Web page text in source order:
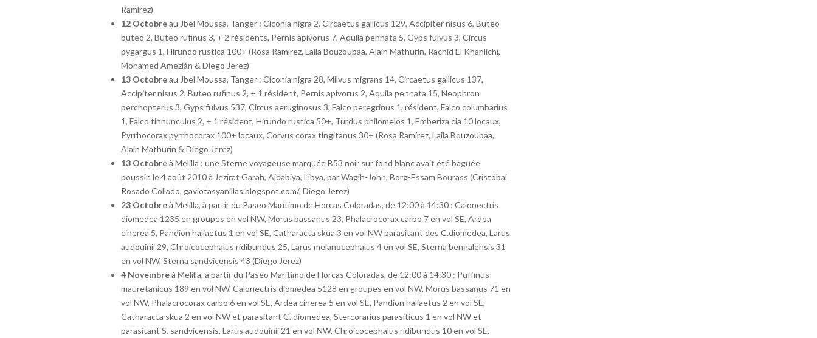
Ramírez)
12 Octobreau Jbel Moussa, Tanger : Ciconia nigra 2, Circaetus gallicus 129, Accipiter nisus 6, Buteo
buteo 2, Buteo rufinus 3, + 2 résidents, Pernis apivorus 7, Aquila pennata 5, Gyps fulvus 3, Circus
pygargus 1, Hirundo rustica 100+ (Rosa Ramírez, Laila Bouzoubaa, Alain Mathurín, Rachid El Khanlichi,
Mohamed Amezián & Diego Jerez)
13 Octobreau Jbel Moussa, Tanger : Ciconia nigra 28, Milvus migrans 14, Circaetus gallicus 137,
Accipiter nisus 2, Buteo rufinus 2, + 1 résident, Pernis apivorus 2, Aquila pennata 15, Neophron
percnopterus 3, Gyps fulvus 537, Circus aeruginosus 3, Falco peregrinus 1, résident, Falco columbarius
1, Falco tinnunculus 2, + 1 résident, Hirundo rustica 50+, Turdus philomelos 1, Emberiza cia 10 locaux,
Pyrrhocorax pyrrhocorax 100+ locaux, Corvus corax tingitanus 30+ (Rosa Ramírez, Laila Bouzoubaa,
Alain Mathurin & Diego Jerez)
13 Octobreà Melilla : une Sterne voyageuse marquée B53 noir sur fond blanc avait été baguée
poussin le 4 août 2010 à Jezirat Garah, Ajdabiya, Libya, par Wagih-John, Borg-Essam Bourass (Cristóbal
Rosado Collado, gaviotasyanillas.blogspot.com/, Diego Jerez)
23 Octobreà Melilla, à partir du Paseo Marítimo de Horcas Coloradas, de 12:00 à 14:30 : Calonectris
diomedea 1235 en groupes en vol NW, Morus bassanus 23, Phalacrocorax carbo 7 en vol SE, Ardea
cinerea 5, Pandion haliaetus 1 en vol SE, Catharacta skua 3 en vol NW parasitant des C.diomedea, Larus
audouinii 29, Chroicocephalus ridibundus 25, Larus melanocephalus 4 en vol SE, Sterna bengalensis 31
en vol NW, Sterna sandvicensis 43 (Diego Jerez)
4 Novembreà Melilla, à partir du Paseo Marítimo de Horcas Coloradas, de 12:00 à 14:30 : Puffinus
mauretanicus 189 en vol NW, Calonectris diomedea 5128 en groupes en vol NW, Morus bassanus 71 en
vol NW, Phalacrocorax carbo 6 en vol SE, Ardea cinerea 5 en vol SE, Pandion haliaetus 2 en vol SE,
Catharacta skua 2 en vol NW et parasitant C. diomedea, Stercorarius parasiticus 1 en vol NW et
parasitant S. sandvicensis, Larus audouinii 21 en vol NW, Chroicocephalus ridibundus 10 en vol SE,